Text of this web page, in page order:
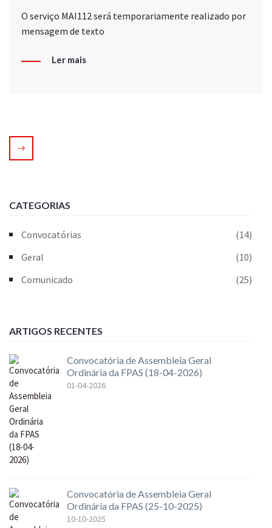
O serviço MAI112 será temporariamente realizado por
mensagem de texto
Ler mais
CATEGORIAS
Convocatórias
(14)
Geral
(10)
Comunicado
(25)
ARTIGOS RECENTES
Convocatória de Assembleia Geral
Ordinária da FPAS (18-04-2026)
01-04-2026
Convocatória de Assembleia Geral
Ordinária da FPAS (25-10-2025)
10-10-2025